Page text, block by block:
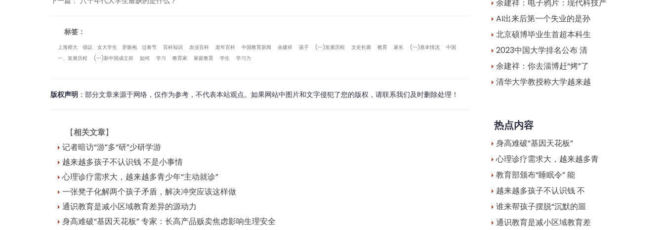
标签：
上海师大 倡议 女大学生 穿旗袍 过春节 百科知识 农业百科 老年百科 中国教育新闻 余建祥 孩子 (一)发展历程 文史长廊 教育 家长 (一)基本情况
中国
一、发展历程
(一)新中国成立前 如何 学习 教育家 家庭教育 学生 学习力
版权声明 ：部分文章来源于网络，仅作为参考，不代表本站观点。如果网站中图片和文字侵犯了您的版权，请联系我们及时删除处理！
【相关文章】
记者暗访“游”多“研”少研学游
越来越多孩子不认识钱 不是小事情
心理诊疗需求大，越来越多青少年“主动就诊”
一张凳子化解两个孩子矛盾，解决冲突应该这样做
通识教育是减小区域教育差异的源动力
身高难破“基因天花板” 专家：长高产品贩卖焦虑影响生理安全
余建祥：电子鸦片：现代科技产
AI出来后第一个失业的是孙
北京硕博毕业生首超本科生
2023中国大学排名公布 清
余建祥：你去淄博赶“烤”了
清华大学教授称大学越来越
热点内容
身高难破“基因天花板”
心理诊疗需求大，越来越多青
教育部颁布“睡眠令” 能
越来越多孩子不认识钱 不
谁来帮孩子摆脱“沉默的噩
通识教育是减小区域教育差